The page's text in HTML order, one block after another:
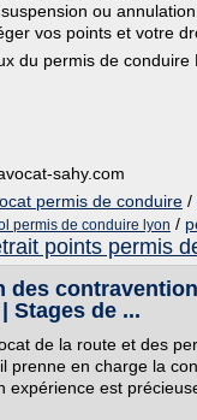
ou
vos points et votre
du permis de conduire
sahy.com
permis de conduire /
permis de conduire lyon /
points permis
des
Stages de ...
de la route et des
prenne en charge la
expérience est